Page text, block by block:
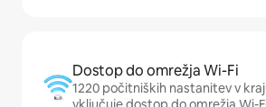
Dostop do omrežja Wi-Fi
1220 počitniških nastanitev v